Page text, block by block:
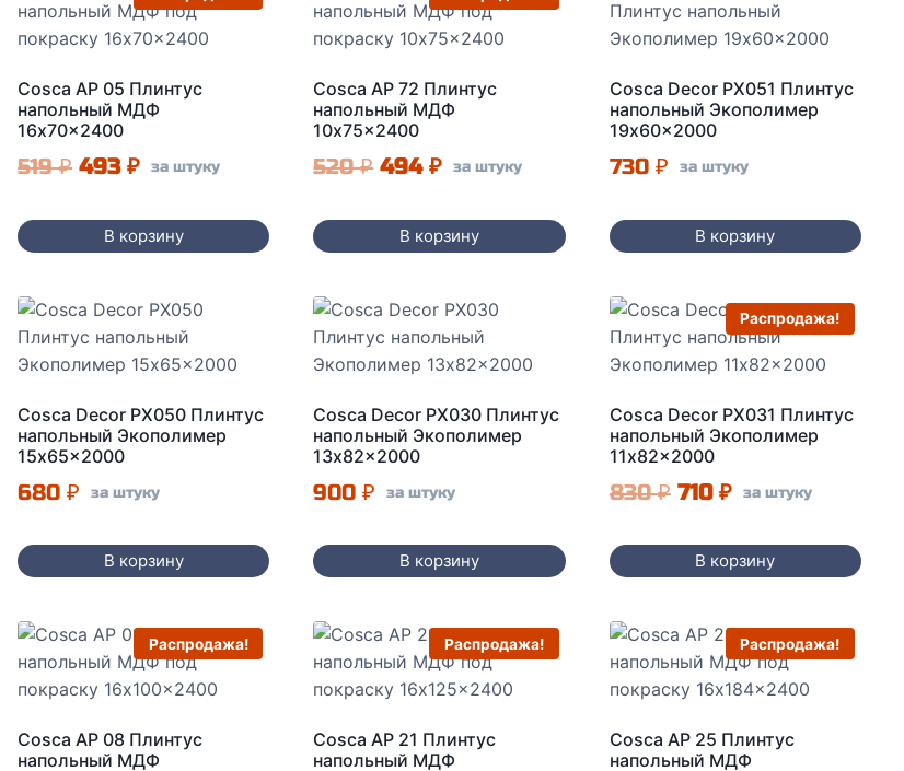
Cosca AP 05 Плинтус
напольный МДФ
16x70x2400
519₽ Первоначальная
составляла
493 ₽Текущая
493 ₽.
за штуку
В корзину
Cosca AP 72 Плинтус
напольный МДФ
10x75x2400
520₽ Первоначальная
составляла
494₽Текущая
494 ₽.
за штуку
В корзину
Cosca Decor PX051 Плинтус
напольный Экополимер
19x60x2000
730 ₽ за штуку
В корзину
Cosca Decor PX050 Плинтус
напольный Экополимер
15x65x2000
680 ₽ за штуку
В корзину
Cosca Decor PX030 Плинтус
напольный Экополимер
13x82x2000
900₽ за штуку
В корзину
Распродажа!
Cosca Decor PX031 Плинтус
напольный Экополимер
11x82x2000
830₽ Первоначальная
составляла
710 ₽Текущая
710 ₽.
за штуку
В корзину
Распродажа!
Cosca AP 08 Плинтус
напольный МДФ
Распродажа!
Cosca AP 21 Плинтус
напольный МДФ
Распродажа!
Cosca AP 25 Плинтус
напольный МДФ